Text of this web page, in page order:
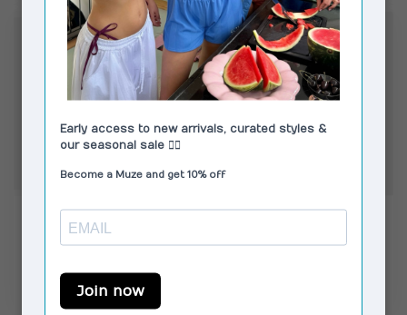
CORLIN
Capri Sunglasses
Tortoise Green
€149,00
Op voorraad
CORLIN